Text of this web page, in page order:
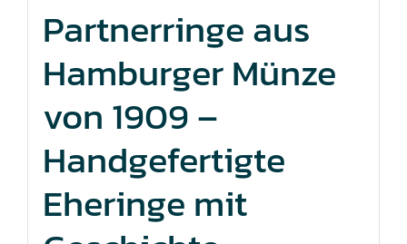
Partnerringe aus
Hamburger Münze
von 1909 –
Handgefertigte
Eheringe mit